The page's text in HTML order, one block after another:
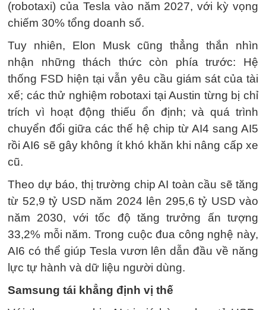
(robotaxi) của Tesla vào năm 2027, với kỳ vọng
chiếm 30% tổng doanh số.
Tuy nhiên, Elon Musk cũng thẳng thắn nhìn
nhận những thách thức còn phía trước: Hệ
thống FSD hiện tại vẫn yêu cầu giám sát của tài
xế; các thử nghiệm robotaxi tại Austin từng bị chỉ
trích vì hoạt động thiếu ổn định; và quá trình
chuyển đổi giữa các thế hệ chip từ AI4 sang AI5
rồi AI6 sẽ gây không ít khó khăn khi nâng cấp xe
cũ.
Theo dự báo, thị trường chip AI toàn cầu sẽ tăng
từ 52,9 tỷ USD năm 2024 lên 295,6 tỷ USD vào
năm 2030, với tốc độ tăng trưởng ấn tượng
33,2% mỗi năm. Trong cuộc đua công nghệ này,
AI6 có thể giúp Tesla vươn lên dẫn đầu về năng
lực tự hành và dữ liệu người dùng.
Samsung tái khẳng định vị thế